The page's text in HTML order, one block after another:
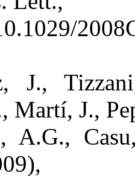
J.,
Martí, J.,
A.G.,